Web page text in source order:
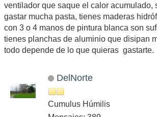
ventilador que saque el calor acumulado,
gastar mucha pasta, tienes maderas
con 3 o 4 manos de pintura blanca son
tienes planchas de aluminio que disipan
todo depende de lo que quieras gastarte.
DelNorte
Cumulus Húmilis